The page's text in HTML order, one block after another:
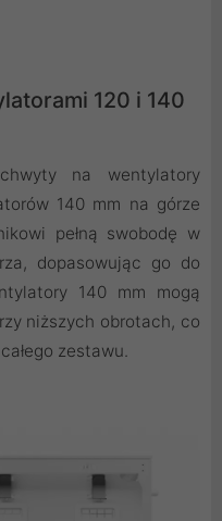
120 i 140
na wentylatory
140 mm na górze
pełną swobodę w
dopasowując go do
140 mm mogą
niższych obrotach, co
zestawu.